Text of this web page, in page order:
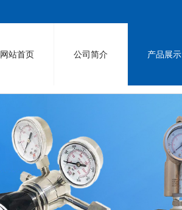
网站首页 公司简介 产品展示